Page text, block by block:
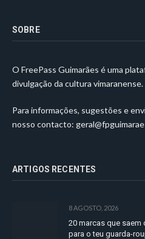
SOBRE
O FreePass Guimarães é uma
divulgação da cultura vimaranense.
Para informações, sugestões e
nosso contacto:
ARTIGOS RECENTES
8 AGOSTO, 2026
20 marcas que
para o teu guarda-